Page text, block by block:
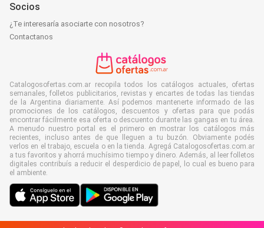
Socios
¿Te interesaría asociarte con nosotros?
Contactanos
Catalogosofertas.com.ar recopila todos los catálogos actuales, ofertas
semanales, folletos publicitarios, revistas y encartes de todas las tiendas
de la Argentina diariamente. Así podemos mantenerte informado de las
promociones de los catálogos, descuentos y ofertas para que podás
encontrar fácilmente esa oferta o descuento durante las gangas en tu área.
A menudo nuestro portal es el primero en mostrar los catálogos más
recientes, incluso antes de que lleguen a tu buzón. Obviamente podés
verlos en el trabajo, escuela o en la tienda. Agregá Catalogosofertas.com.ar
a tus favoritos y ahorrá muchísimo tiempo y dinero. Además, al leer folletos
digitales contribuís a reducir el desperdicio de papel, lo cual es bueno para
el ambiente.